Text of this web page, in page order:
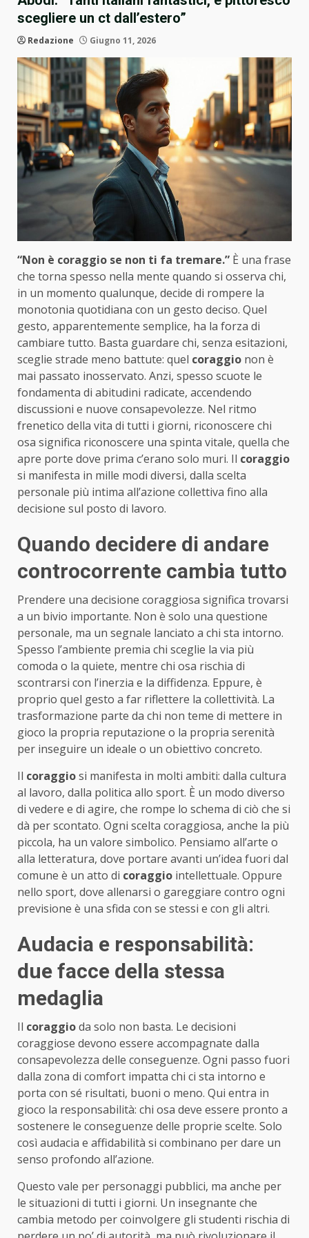
scegliere un ct dall’estero”
Redazione Giugno 11, 2026
“Non è coraggio se non ti fa tremare.” È una frase
che torna spesso nella mente quando si osserva chi,
in un momento qualunque, decide di rompere la
monotonia quotidiana con un gesto deciso. Quel
gesto, apparentemente semplice, ha la forza di
cambiare tutto. Basta guardare chi, senza esitazioni,
sceglie strade meno battute: quel coraggio non è
mai passato inosservato. Anzi, spesso scuote le
fondamenta di abitudini radicate, accendendo
discussioni e nuove consapevolezze. Nel ritmo
frenetico della vita di tutti i giorni, riconoscere chi
osa significa riconoscere una spinta vitale, quella che
apre porte dove prima c’erano solo muri. Il coraggio
si manifesta in mille modi diversi, dalla scelta
personale più intima all’azione collettiva fino alla
decisione sul posto di lavoro.
Quando decidere di andare
controcorrente cambia tutto
Prendere una decisione coraggiosa significa trovarsi
a un bivio importante. Non è solo una questione
personale, ma un segnale lanciato a chi sta intorno.
Spesso l’ambiente premia chi sceglie la via più
comoda o la quiete, mentre chi osa rischia di
scontrarsi con l’inerzia e la diffidenza. Eppure, è
proprio quel gesto a far riflettere la collettività. La
trasformazione parte da chi non teme di mettere in
gioco la propria reputazione o la propria serenità
per inseguire un ideale o un obiettivo concreto.
Il coraggiosi manifesta in molti ambiti: dalla cultura
al lavoro, dalla politica allo sport. È un modo diverso
di vedere e di agire, che rompe lo schema di ciò che si
dà per scontato. Ogni scelta coraggiosa, anche la più
piccola, ha un valore simbolico. Pensiamo all’arte o
alla letteratura, dove portare avanti un’idea fuori dal
comune è un atto di coraggio intellettuale. Oppure
nello sport, dove allenarsi o gareggiare contro ogni
previsione è una sfida con se stessi e con gli altri.
Audacia e responsabilità:
due facce della stessa
medaglia
Il coraggioda solo non basta. Le decisioni
coraggiose devono essere accompagnate dalla
consapevolezza delle conseguenze. Ogni passo fuori
dalla zona di comfort impatta chi ci sta intorno e
porta con sé risultati, buoni o meno. Qui entra in
gioco la responsabilità: chi osa deve essere pronto a
sostenere le conseguenze delle proprie scelte. Solo
così audacia e affidabilità si combinano per dare un
senso profondo all’azione.
Questo vale per personaggi pubblici, ma anche per
le situazioni di tutti i giorni. Un insegnante che
cambia metodo per coinvolgere gli studenti rischia di